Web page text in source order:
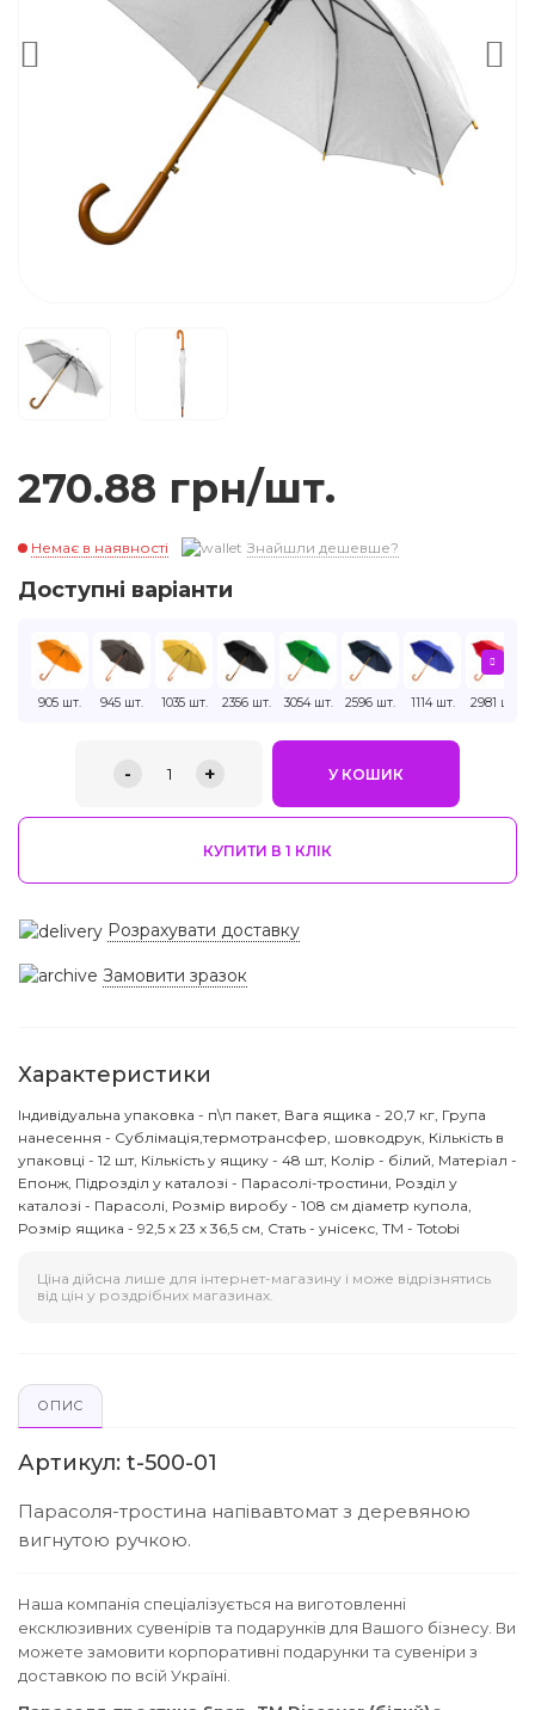
270.88 грн/шт.
Немає в наявності Знайшли дешевше?
Доступні варіанти
905 шт. 945 шт. 1035 шт. 2356 шт. 3054 шт. 2596 шт. 1114 шт. 2981 шт.
- 1 + У КОШИК
КУПИТИ В 1 КЛIК
Розрахувати доставку
Замовити зразок
Характеристики
Індивідуальна упаковка - п\п пакет, Вага ящика - 20,7 кг, Група
нанесення - Сублімація,термотрансфер, шовкодрук, Кількість в
упаковці - 12 шт, Кількість у ящику - 48 шт, Колір - білий, Матеріал -
Епонж, Підрозділ у каталозі - Парасолі-тростини, Розділ у
каталозі - Парасолі, Розмір виробу - 108 см діаметр купола,
Розмір ящика - 92,5 х 23 х 36,5 см, Стать - унісекс, ТМ - Totobi
Ціна дійсна лише для інтернет-магазину і може відрізнятись
від цін у роздрібних магазинах.
ОПИС
Артикул: t-500-01
Парасоля-тростина напівавтомат з деревяною
вигнутою ручкою.
Наша компанія спеціалізується на виготовленні
ексклюзивних сувенірів та подарунків для Вашого бізнесу. Ви
можете замовити корпоративні подарунки та сувеніри з
доставкою по всій Україні.